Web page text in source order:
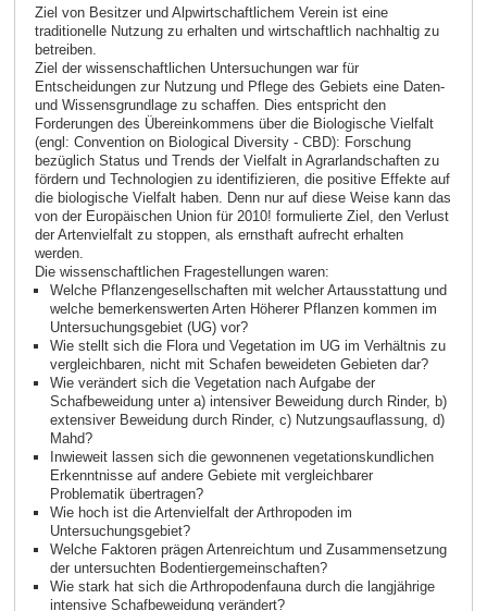
Ziel von Besitzer und Alpwirtschaftlichem Verein ist eine
traditionelle Nutzung zu erhalten und wirtschaftlich nachhaltig zu
betreiben.
Ziel der wissenschaftlichen Untersuchungen war für
Entscheidungen zur Nutzung und Pflege des Gebiets eine Daten-
und Wissensgrundlage zu schaffen. Dies entspricht den
Forderungen des Übereinkommens über die Biologische Vielfalt
(engl: Convention on Biological Diversity - CBD): Forschung
bezüglich Status und Trends der Vielfalt in Agrarlandschaften zu
fördern und Technologien zu identifizieren, die positive Effekte auf
die biologische Vielfalt haben. Denn nur auf diese Weise kann das
von der Europäischen Union für 2010! formulierte Ziel, den Verlust
der Artenvielfalt zu stoppen, als ernsthaft aufrecht erhalten
werden.
Die wissenschaftlichen Fragestellungen waren:
Welche Pflanzengesellschaften mit welcher Artausstattung und
welche bemerkenswerten Arten Höherer Pflanzen kommen im
Untersuchungsgebiet (UG) vor?
Wie stellt sich die Flora und Vegetation im UG im Verhältnis zu
vergleichbaren, nicht mit Schafen beweideten Gebieten dar?
Wie verändert sich die Vegetation nach Aufgabe der
Schafbeweidung unter a) intensiver Beweidung durch Rinder, b)
extensiver Beweidung durch Rinder, c) Nutzungsauflassung, d)
Mahd?
Inwieweit lassen sich die gewonnenen vegetationskundlichen
Erkenntnisse auf andere Gebiete mit vergleichbarer
Problematik übertragen?
Wie hoch ist die Artenvielfalt der Arthropoden im
Untersuchungsgebiet?
Welche Faktoren prägen Artenreichtum und Zusammensetzung
der untersuchten Bodentiergemeinschaften?
Wie stark hat sich die Arthropodenfauna durch die langjährige
intensive Schafbeweidung verändert?